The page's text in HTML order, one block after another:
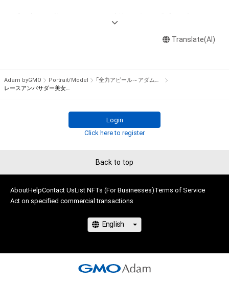
・本アイテムの著作権を有する方、著作隣接権の権利者またはそ
の管理委託を受けている者からの事前の同意なしに、上記の「本
せん。)を行うことはできません。
であると判断した場合、利用をお断りさせていただきます。
パフォーマンスや特技を、魂を込めて全力アピール！
※本ストア内で出品されるNFTは、Adam byGMOの認定代理店
株式会社MediBangを介して出品手続きをしており、
TBSテレビおよび番組は、NFTの出品に関わる手続き・権利には
Translate(AI)
Adam byGMO Portrait/Model
「全力アピール～アダムシアター～」NFTストア
レースアンバサダー美女を厳選紹介！/平野由佳
Login
Click here to register
Back to top
AboutHelpContact UsList NFTs (For Businesses)Terms of Service
Act on specified commercial transactions